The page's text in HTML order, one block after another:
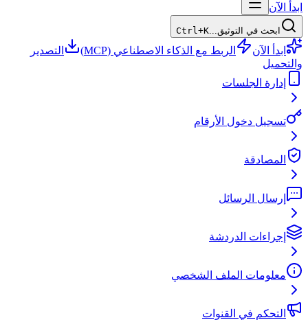
ابدأ الآن
ابحث في التوثيق... Ctrl+K
ابدأ الآن الربط مع الذكاء الاصطناعي (MCP)
التصدير
والتحميل
إدارة الجلسات
تسجيل دخول الأرقام
المصادقة
إرسال الرسائل
إجراءات الدردشة
معلومات الملف الشخصي
التحكم في القنوات